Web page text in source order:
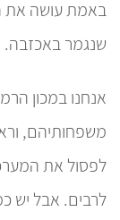
באמת עושה את
שנגמר באכזבה.
אנחנו במכון
משפחותיהם,
לפסול את
לרבים. אבל יש